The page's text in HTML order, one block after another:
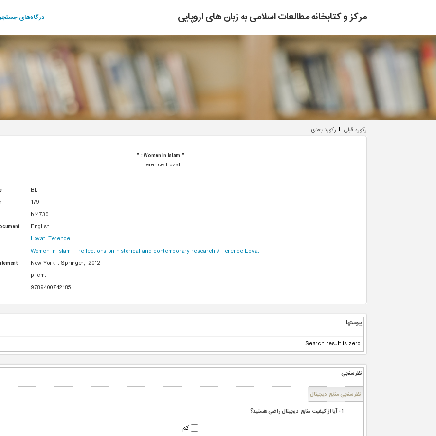
مرکز و کتابخانه مطالعات اسلامی به زبان های اروپایی درگاه‌های
مدارک
مستندات
منابع دیجیتال
اصطلاحنامه
درختواره
رکورد قبلی رکورد بعدی
"
Women in Islam :
"
Terence Lovat.
: BL
: 179
: b14730
: English
: Lovat, Terence.
: Women in Islam : : reflections on historical and contemporary research /\ Terence Lovat.
: New York :: Springer,, 2012.
: p. cm.
: 9789400742185
پیوستها
Search result is zero
نظرسنجی
نظرسنجی منابع دیجیتال
1 - آیا از کیفیت منابع دیجیتال راضی هستید؟
کم